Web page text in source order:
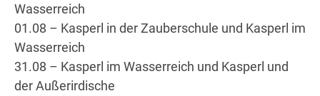
Wasserreich
01.08 – Kasperl in der Zauberschule und Kasperl im
Wasserreich
31.08 – Kasperl im Wasserreich und Kasperl und
der Außerirdische